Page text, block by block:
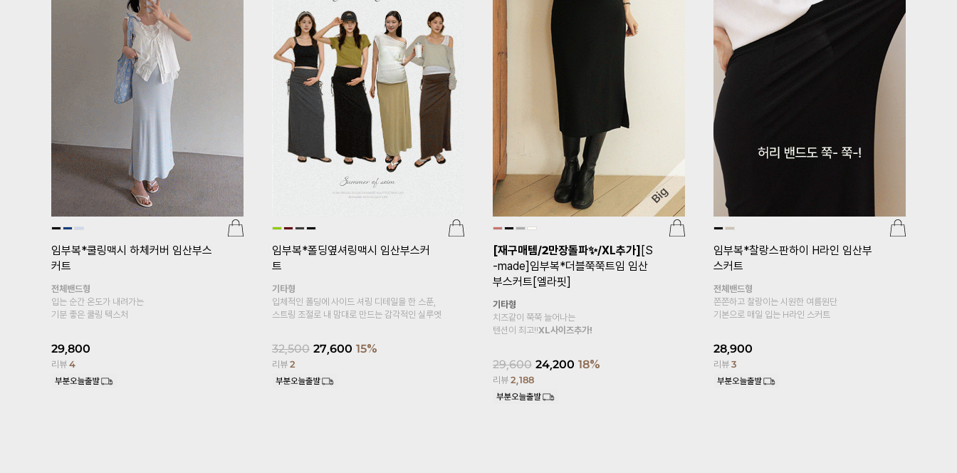
산부속바지
복대형
부들부들 차르르 레이온 소재로
피부에 자극없는 바디감~
리뷰1,426
[기획특가 1+1]임부복*푸딩스판 10
부 임산부레깅스
복대형
봄, 여름 착용하기 좋은 레이온 소재의
10부 레깅스~ S,M,L사이즈
19,800 17,800 10%
리뷰 13,329
er.5부)
24,000 18,800
리뷰95
[특별기획 1+1]임부복*매일매일 레
깅스
복대형
부드럽고 얇은 텍스처가 입지 않은듯한
가벼움을 선사 데일리아이템 레이온 레깅스
16,900
리뷰2,220